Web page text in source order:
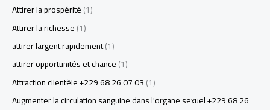
Attirer la prospérité(1)
Attirer la richesse(1)
attirer largent rapidement(1)
attirer opportunités et chance(1)
Attraction clientèle +229 68 26 07 03(1)
Augmenter la circulation sanguine dans l'organe sexuel +229 68 26